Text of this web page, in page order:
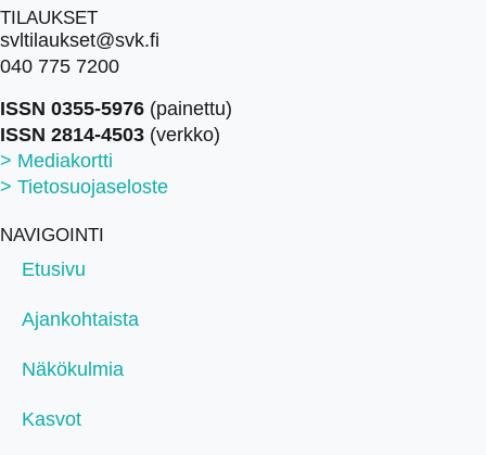
TILAUKSET
svltilaukset@svk.fi
040 775 7200
ISSN 0355-5976 (painettu)
ISSN 2814-4503 (verkko)
> Mediakortti
> Tietosuojaseloste
NAVIGOINTI
Etusivu
Ajankohtaista
Näkökulmia
Kasvot